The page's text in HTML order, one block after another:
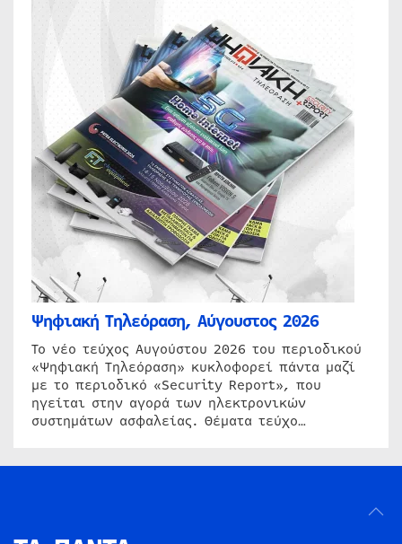
Ψηφιακή Τηλεόραση, Αύγουστος 2026
Το νέο τεύχος Αυγούστου 2026 του περιοδικού
«Ψηφιακή Τηλεόραση» κυκλοφορεί πάντα μαζί
με το περιοδικό «Security Report», που
ηγείται στην αγορά των ηλεκτρονικών
συστημάτων ασφαλείας. Θέματα τεύχο…